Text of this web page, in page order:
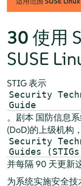
30 使用
SUSE
STIG 表示
Security
Guide
。剧本 国防信息
(DoD)的上级机构
Security
Guides
并每隔 90 天更新
为系统实施安全